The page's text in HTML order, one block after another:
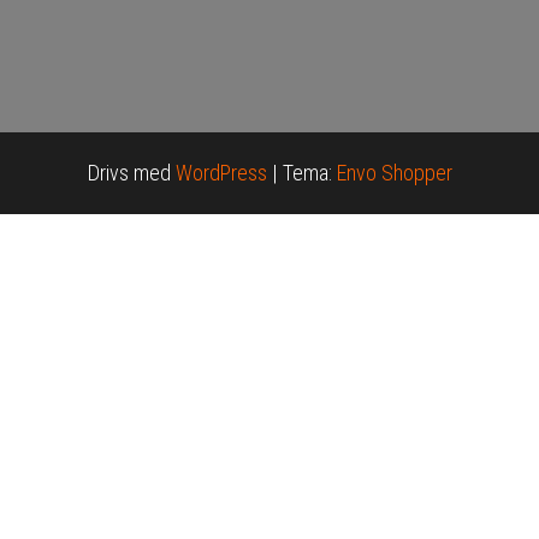
Drivs med WordPress | Tema: Envo Shopper